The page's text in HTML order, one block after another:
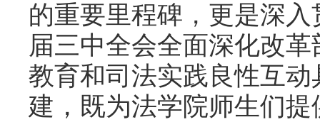
的重要里程碑，更是深
届三中全会全面深化改
教育和司法实践良性互
建，既为法学院师生们